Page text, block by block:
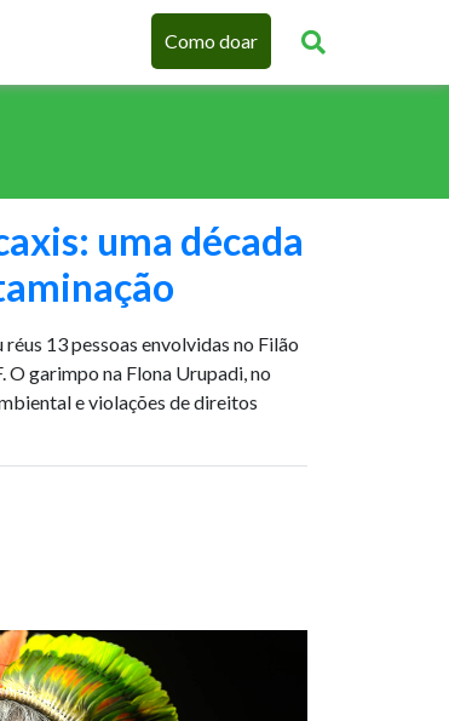
Como doar
uma década
13 pessoas envolvidas no Filão
O garimpo na Flona Urupadi, no
e violações de direitos